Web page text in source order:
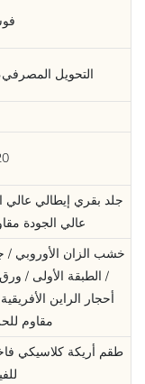
التحويل
جلد بقري إيطالي عالي
عالي الجودة
خشب الزان الأوروبي /
الطبقة الأولى / ورق ذهبي / رسم بيانو ثلاثي الأبعاد /
أحجار الراين
مقاوم
طقم أريكة كلاسيكي